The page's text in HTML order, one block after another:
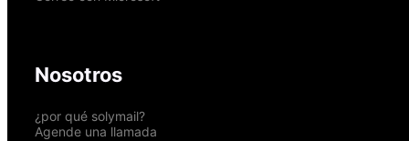
Nosotros
¿por qué solymail?
Agende una llamada